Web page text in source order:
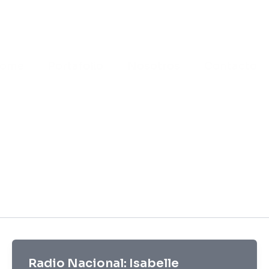
Radio Nacional: Isabelle